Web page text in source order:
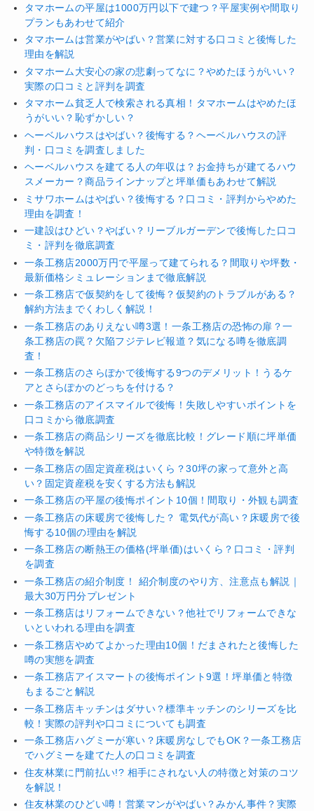
タマホームの平屋は1000万円以下で建つ？平屋実例や間取り
プランもあわせて紹介
タマホームは営業がやばい？営業に対する口コミと後悔した
理由を解説
タマホーム大安心の家の悲劇ってなに？やめたほうがいい？
実際の口コミと評判を調査
タマホーム貧乏人で検索される真相！タマホームはやめたほ
うがいい？恥ずかしい？
ヘーベルハウスはやばい？後悔する？ヘーベルハウスの評
判・口コミを調査しました
ヘーベルハウスを建てる人の年収は？お金持ちが建てるハウ
スメーカー？商品ラインナップと坪単価もあわせて解説
ミサワホームはやばい？後悔する？口コミ・評判からやめた
理由を調査！
一建設はひどい？やばい？リーブルガーデンで後悔した口コ
ミ・評判を徹底調査
一条工務店2000万円で平屋って建てられる？間取りや坪数・
最新価格シミュレーションまで徹底解説
一条工務店で仮契約をして後悔？仮契約のトラブルがある？
解約方法までくわしく解説！
一条工務店のありえない噂3選！一条工務店の恐怖の扉？一
条工務店の罠？欠陥フジテレビ報道？気になる噂を徹底調
査！
一条工務店のさらぽかで後悔する9つのデメリット！うるケ
アとさらぽかのどっちを付ける？
一条工務店のアイスマイルで後悔！失敗しやすいポイントを
口コミから徹底調査
一条工務店の商品シリーズを徹底比較！グレード順に坪単価
や特徴を解説
一条工務店の固定資産税はいくら？30坪の家って意外と高
い？固定資産税を安くする方法も解説
一条工務店の平屋の後悔ポイント10個！間取り・外観も調査
一条工務店の床暖房で後悔した？ 電気代が高い？床暖房で後
悔する10個の理由を解説
一条工務店の断熱王の価格(坪単価)はいくら？口コミ・評判
を調査
一条工務店の紹介制度！ 紹介制度のやり方、注意点も解説｜
最大30万円分プレゼント
一条工務店はリフォームできない？他社でリフォームできな
いといわれる理由を調査
一条工務店やめてよかった理由10個！だまされたと後悔した
噂の実態を調査
一条工務店アイスマートの後悔ポイント9選！坪単価と特徴
もまるごと解説
一条工務店キッチンはダサい？標準キッチンのシリーズを比
較！実際の評判や口コミについても調査
一条工務店ハグミーが寒い？床暖房なしでもOK？一条工務店
でハグミーを建てた人の口コミを調査
住友林業に門前払い!? 相手にされない人の特徴と対策のコツ
を解説！
住友林業のひどい噂！営業マンがやばい？みかん事件？実際